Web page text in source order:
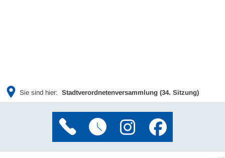
Sie sind hier: Stadtverordnetenversammlung (34. Sitzung)